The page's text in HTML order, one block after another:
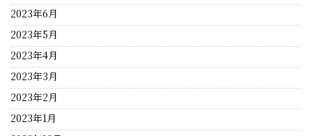
2023年6月
2023年5月
2023年4月
2023年3月
2023年2月
2023年1月